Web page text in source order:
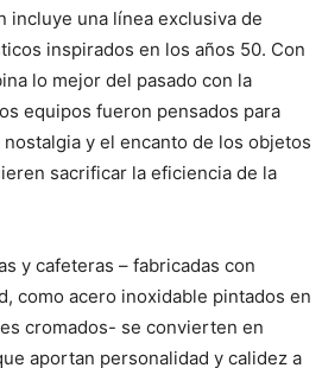
incluye una línea exclusiva de
inspirados en los años 50. Con
lo mejor del pasado con la
equipos fueron pensados para
y el encanto de los objetos
sacrificar la eficiencia de la
y cafeteras – fabricadas con
como acero inoxidable pintados en
cromados- se convierten en
aportan personalidad y calidez a